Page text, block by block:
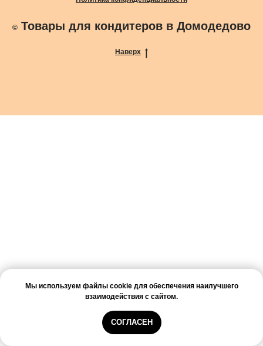
Мы используем файлы cookie для обеспечения наилучшего
взаимодействия с сайтом.
СОГЛАСЕН
© Товары для кондитеров в Домодедово
Наверх